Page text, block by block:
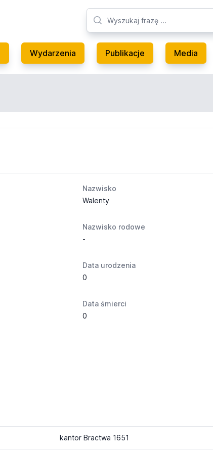
Wydarzenia Publikacje Media
Nazwisko
Walenty
Nazwisko rodowe
-
Data urodzenia
0
Data śmierci
0
kantor Bractwa 1651